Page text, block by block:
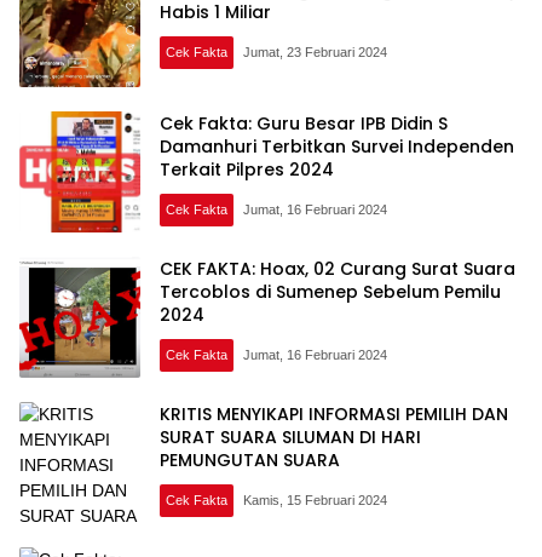
Habis 1 Miliar
Cek Fakta Jumat, 23 Februari 2024
Cek Fakta: Guru Besar IPB Didin S
Damanhuri Terbitkan Survei Independen
Terkait Pilpres 2024
Cek Fakta Jumat, 16 Februari 2024
CEK FAKTA: Hoax, 02 Curang Surat Suara
Tercoblos di Sumenep Sebelum Pemilu
2024
Cek Fakta Jumat, 16 Februari 2024
KRITIS MENYIKAPI INFORMASI PEMILIH DAN
SURAT SUARA SILUMAN DI HARI
PEMUNGUTAN SUARA
Cek Fakta Kamis, 15 Februari 2024